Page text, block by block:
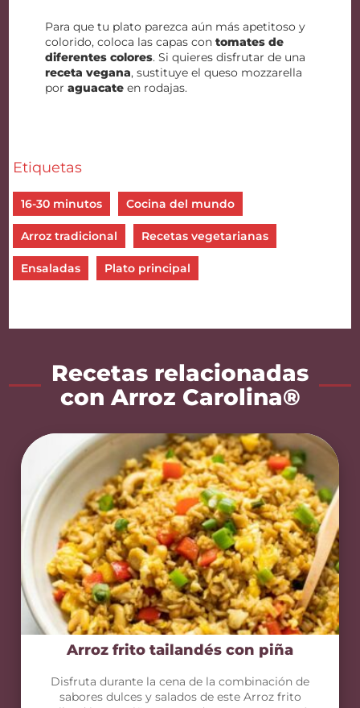
Para que tu plato parezca aún más apetitoso y
colorido, coloca las capas contomates de
diferentes colores. Si quieres disfrutar de una
receta vegana, sustituye el queso mozzarella
poraguacate en rodajas.
Etiquetas
16-30 minutos Cocina del mundo
Arroz tradicional Recetas vegetarianas
Ensaladas Plato principal
Recetas relacionadas
con Arroz Carolina®
Arroz frito tailandés con piña
Disfruta durante la cena de la combinación de
sabores dulces y salados de este Arroz frito